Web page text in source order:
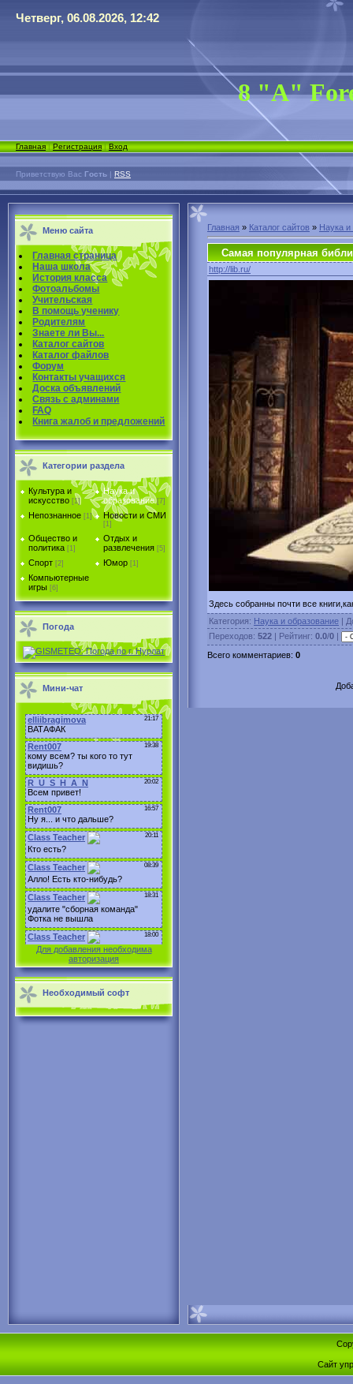
Четверг, 06.08.2026, 12:42
8 "А"
Главная|Регистрация|Вход
Приветствую Вас Гость | RSS
Меню сайта
Главная страница
Наша школа
История класса
Фотоальбомы
Учительская
В помощь ученику
Родителям
Знаете ли Вы...
Каталог сайтов
Каталог файлов
Форум
Контакты учащихся
Доска объявлений
Связь с админами
FAQ
Книга жалоб и предложений
Категории раздела
Культура и
искусство [1]
Наука и
образование [7]
Непознанное [1] Новости и СМИ
[1]
Общество и
политика [1]
Отдых и
развлечения [5]
Спорт [2] Юмор [1]
Компьютерные
игры [6]
Погода
Мини-чат
Для добавления необходима
авторизация
Необходимый софт
Главная » Каталог сайтов » Наука и
Самая популярная
http://lib.ru/
Здесь собранны почти все
Категория: Наука и образование |
Переходов: 522 | Рейтинг: 0.0/0 |
Всего комментариев: 0
Сайт